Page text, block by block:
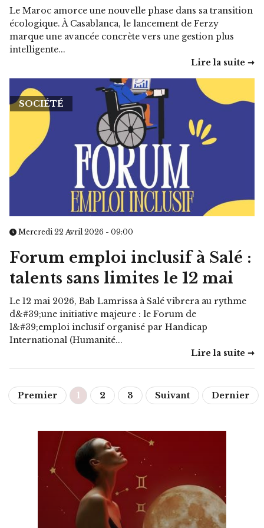
Le Maroc amorce une nouvelle phase dans sa transition
écologique. À Casablanca, le lancement de Ferzy
marque une avancée concrète vers une gestion plus
intelligente...
Lire la suite ➞
SOCIÉTÉ
Mercredi 22 Avril 2026 - 09:00
Forum emploi inclusif à Salé :
talents sans limites le 12 mai
Le 12 mai 2026, Bab Lamrissa à Salé vibrera au rythme
d&#39;une initiative majeure : le Forum de
l&#39;emploi inclusif organisé par Handicap
International (Humanité...
Lire la suite ➞
Premier 1 2 3 Suivant Dernier